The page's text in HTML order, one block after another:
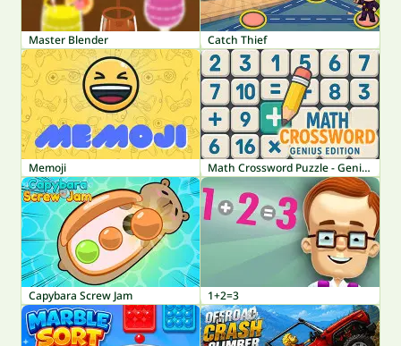
Master Blender Catch Thief
Memoji Math Crossword Puzzle - Genius Edition
Capybara Screw Jam 1+2=3